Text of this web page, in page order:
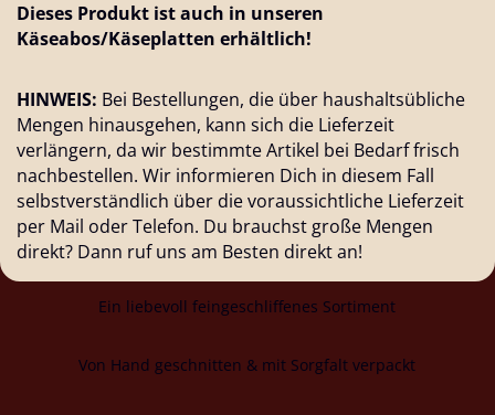
Weichkäse
Menge
Dieses Produkt ist auch in unseren
Käseabos/Käseplatten erhältlich!
HINWEIS: Bei Bestellungen, die über haushaltsübliche
Mengen hinausgehen, kann sich die Lieferzeit
verlängern, da wir bestimmte Artikel bei Bedarf frisch
nachbestellen. Wir informieren Dich in diesem Fall
selbstverständlich über die voraussichtliche Lieferzeit
per Mail oder Telefon. Du brauchst große Mengen
direkt? Dann ruf uns am Besten direkt an!
Ein liebevoll feingeschliffenes Sortiment
Von Hand geschnitten & mit Sorgfalt verpackt